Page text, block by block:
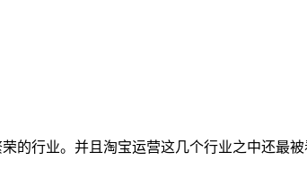
的行业。并且淘宝运营这几个行业之中还最